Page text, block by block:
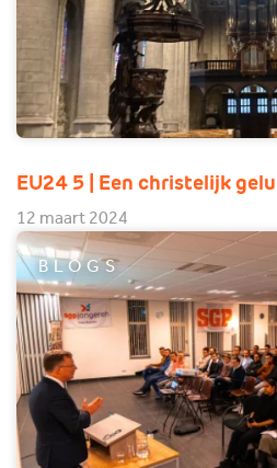
EU24 5 | Een christelijk
12 maart 2024
BLOGS